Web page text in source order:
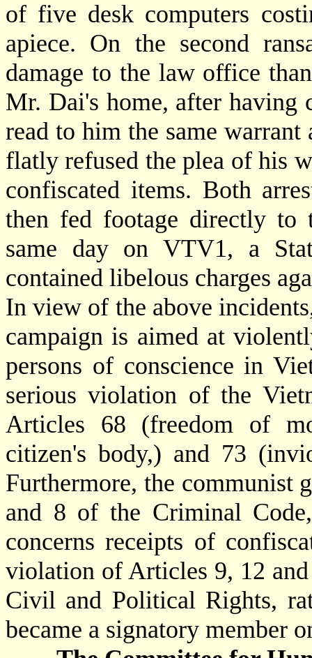
of five desk computers
apiece. On the second
damage to the law office
Mr. Dai's home, after having
read to him the same
flatly refused the plea of his
confiscated items. Both
then fed footage directly to
same day on VTV1, a
contained libelous
In view of the above
campaign is aimed at
persons of conscience in
serious violation of the
Articles 68 (freedom of
citizen's body,) and 73
Furthermore, the communist
and 8 of the Criminal
concerns receipts of
violation of Articles 9, 12
Civil and Political Rights,
became a signatory member